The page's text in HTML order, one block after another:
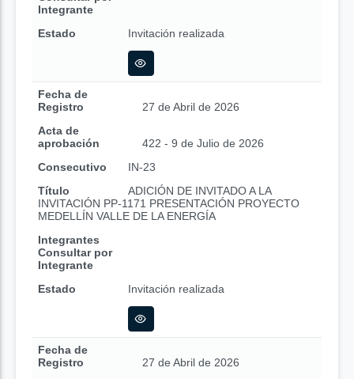
Integrante
Estado
Invitación realizada
Fecha de
Registro
27 de Abril de 2026
Acta de
aprobación
422 - 9 de Julio de 2026
Consecutivo
IN-23
Título
ADICIÓN DE INVITADO A LA
INVITACIÓN PP-1171 PRESENTACIÓN PROYECTO
MEDELLÍN VALLE DE LA ENERGÍA
Integrantes
Consultar por
Integrante
Estado
Invitación realizada
Fecha de
Registro
27 de Abril de 2026